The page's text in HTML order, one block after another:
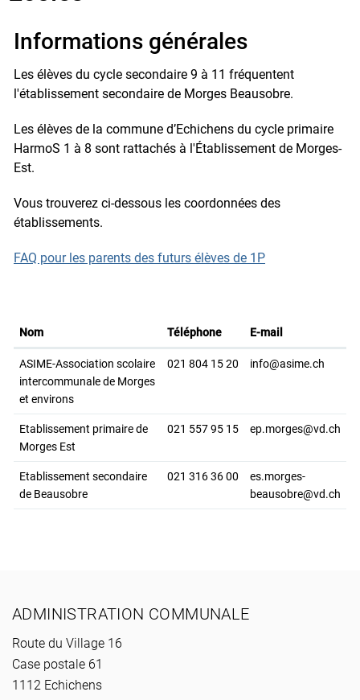
Informations générales
Les élèves du cycle secondaire 9 à 11 fréquentent
l'établissement secondaire de Morges Beausobre.
Les élèves de la commune d’Echichens du cycle primaire
HarmoS 1 à 8 sont rattachés à l'Établissement de Morges-
Est.
Vous trouverez ci-dessous les coordonnées des
établissements.
FAQ pour les parents des futurs élèves de 1P
Nom Téléphone E-mail
ASIME-Association scolaire
intercommunale de Morges
et environs
021 804 15 20 info@asime.ch
Etablissement primaire de
Morges Est
021 557 95 15 ep.morges@vd.ch
Etablissement secondaire
de Beausobre
021 316 36 00
es.morges-
beausobre@vd.ch
ADMINISTRATION COMMUNALE
Route du Village 16
Case postale 61
1112 Echichens